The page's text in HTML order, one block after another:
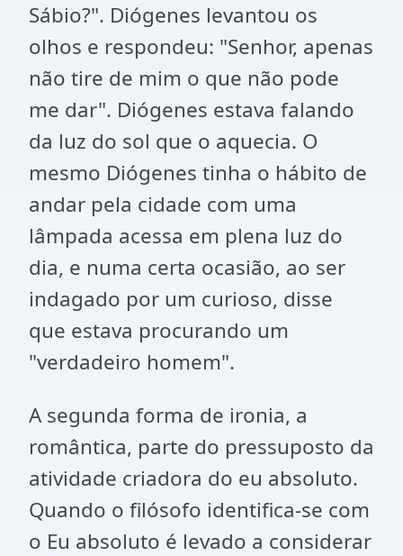
Sábio?". Diógenes levantou os
olhos e respondeu: "Senhor, apenas
não tire de mim o que não pode
me dar". Diógenes estava falando
da luz do sol que o aquecia. O
mesmo Diógenes tinha o hábito de
andar pela cidade com uma
lâmpada acessa em plena luz do
dia, e numa certa ocasião, ao ser
indagado por um curioso, disse
que estava procurando um
"verdadeiro homem".
A segunda forma de ironia, a
romântica, parte do pressuposto da
atividade criadora do eu absoluto.
Quando o filósofo identifica-se com
o Eu absoluto é levado a considerar